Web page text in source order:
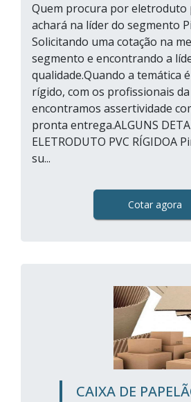
Quem procura por eletroduto
achará na líder do segmento
Solicitando uma cotação na
segmento e encontrando a
qualidade.Quando a temática
rígido, com os profissionais
encontramos assertividade
pronta entrega.ALGUNS
ELETRODUTO PVC RÍGIDOA
su...
Cotar agora
CAIXA DE